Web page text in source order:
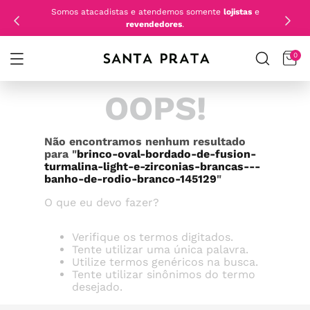
Somos atacadistas e atendemos somente lojistase
revendedores.
0
OOPS!
Não encontramos nenhum resultado
para "brinco-oval-bordado-de-fusion-
turmalina-light-e-zirconias-brancas---
banho-de-rodio-branco-145129"
O que eu devo fazer?
Verifique os termos digitados.
Tente utilizar uma única palavra.
Utilize termos genéricos na busca.
Tente utilizar sinônimos do termo
desejado.